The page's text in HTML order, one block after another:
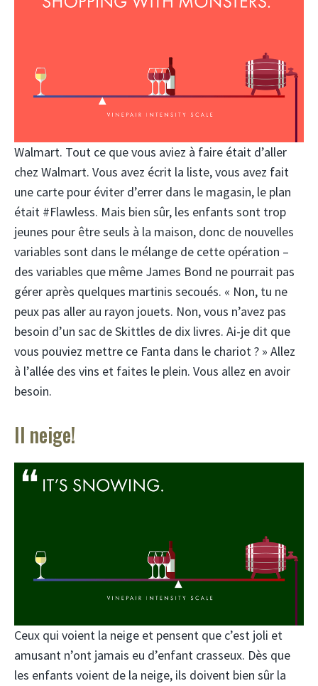
Walmart. Tout ce que vous aviez à faire était d’aller
chez Walmart. Vous avez écrit la liste, vous avez fait
une carte pour éviter d’errer dans le magasin, le plan
était #Flawless. Mais bien sûr, les enfants sont trop
jeunes pour être seuls à la maison, donc de nouvelles
variables sont dans le mélange de cette opération –
des variables que même James Bond ne pourrait pas
gérer après quelques martinis secoués. « Non, tu ne
peux pas aller au rayon jouets. Non, vous n’avez pas
besoin d’un sac de Skittles de dix livres. Ai-je dit que
vous pouviez mettre ce Fanta dans le chariot ? » Allez
à l’allée des vins et faites le plein. Vous allez en avoir
besoin.
Il neige!
Ceux qui voient la neige et pensent que c’est joli et
amusant n’ont jamais eu d’enfant crasseux. Dès que
les enfants voient de la neige, ils doivent bien sûr la